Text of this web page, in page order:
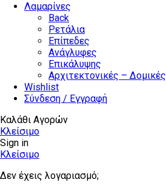
Λαμαρίνες
Back
Ρετάλια
Επίπεδες
Ανάγλυφες
Επικάλυψης
Αρχιτεκτονικές – Δομικές
Wishlist
Σύνδεση / Εγγραφή
Καλάθι Αγορών
Κλείσιμο
Sign in
Κλείσιμο
Δεν έχεις λογαριασμό;